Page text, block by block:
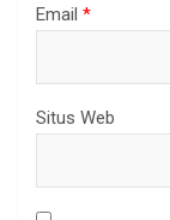
Email *
Situs Web